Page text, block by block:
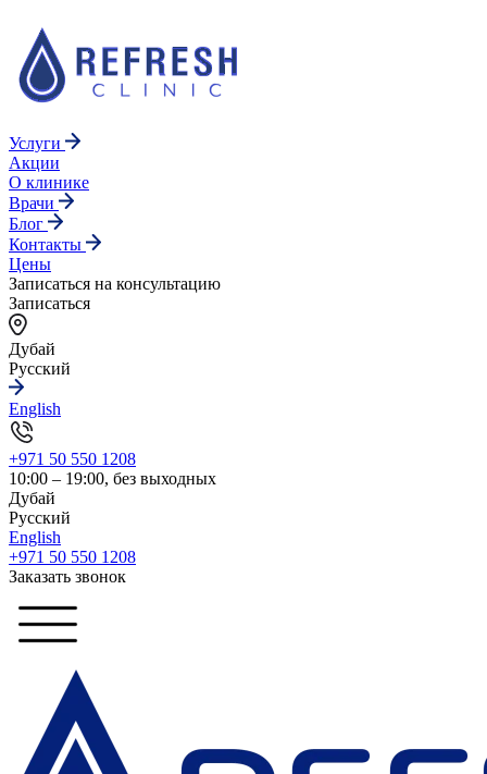
Услуги
Акции
О клинике
Врачи
Блог
Контакты
Цены
Записаться на консультацию
Записаться
Дубай
Русский
English
+971 50 550 1208
10:00 – 19:00, без выходных
Дубай
Русский
English
+971 50 550 1208
Заказать звонок